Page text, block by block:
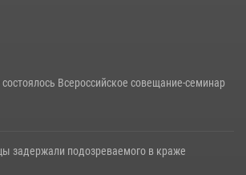
Всероссийское совещание-семинар
задержали подозреваемого в краже